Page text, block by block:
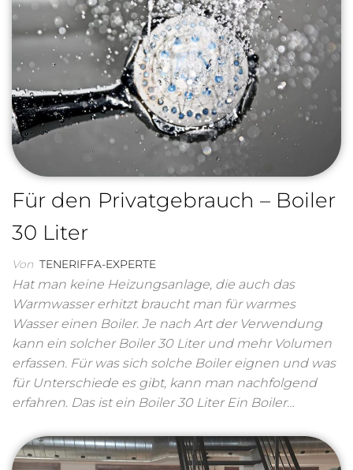
Für den Privatgebrauch – Boiler
30 Liter
Von TENERIFFA-EXPERTE
Hat man keine Heizungsanlage, die auch das
Warmwasser erhitzt braucht man für warmes
Wasser einen Boiler. Je nach Art der Verwendung
kann ein solcher Boiler 30 Liter und mehr Volumen
erfassen. Für was sich solche Boiler eignen und was
für Unterschiede es gibt, kann man nachfolgend
erfahren. Das ist ein Boiler 30 Liter Ein Boiler…